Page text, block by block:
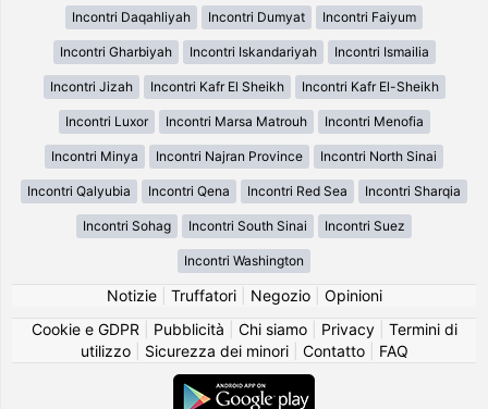
Incontri Daqahliyah Incontri Dumyat Incontri Faiyum
Incontri Gharbiyah Incontri Iskandariyah Incontri Ismailia
Incontri Jizah Incontri Kafr El Sheikh Incontri Kafr El-Sheikh
Incontri Luxor Incontri Marsa Matrouh Incontri Menofia
Incontri Minya Incontri Najran Province Incontri North Sinai
Incontri Qalyubia Incontri Qena Incontri Red Sea Incontri Sharqia
Incontri Sohag Incontri South Sinai Incontri Suez
Incontri Washington
Notizie| Truffatori| Negozio| Opinioni
Cookie e GDPR
Pubblicità Chi siamo| Privacy| Termini di
utilizzo| Sicurezza dei minori| Contatto| FAQ